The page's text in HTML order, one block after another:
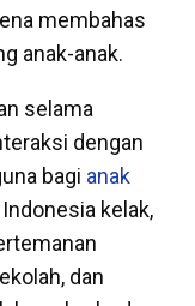
membahas
anak-anak.
selama
dengan
bagi anak
kelak,
dan